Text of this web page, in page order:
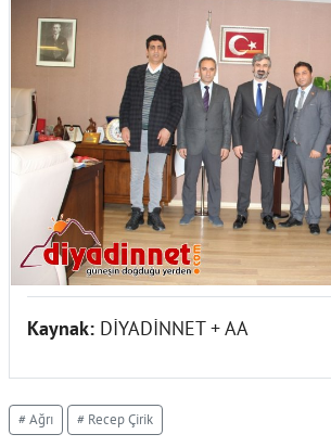
Kaynak: DİYADİNNET + AA
# Ağrı # Recep Çirik